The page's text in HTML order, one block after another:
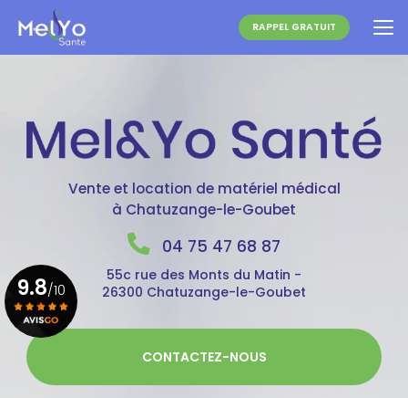
contenu
principal
RAPPEL GRATUIT
Vente et location de matériel médical
à Chatuzange-le-Goubet
04 75 47 68 87
55c rue des Monts du Matin -
26300 Chatuzange-le-Goubet
CONTACTEZ-NOUS
9.8/10
Voir le certificat